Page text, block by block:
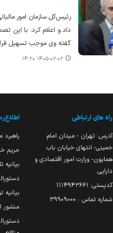
داد و اعلام کرد: با این
گفته وی موجب تسهیل
۱۴۰۵-۰۲-۰۲ ۱۴:۲۰
راه های ارتباطی
آدرس: تهران - میدان امام
خمینی- انتهای خیابان باب
همایون- وزارت امور اقتصادی و
دارایی
کدپستی: ۱۱۱۴۹۴۳۶۶۱
شماره تماس : 39909000
راهبرد
حریم
بیانیه
منشور